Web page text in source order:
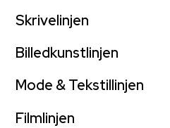
Skrivelinjen
Billedkunstlinjen
Mode & Tekstillinjen
Filmlinjen